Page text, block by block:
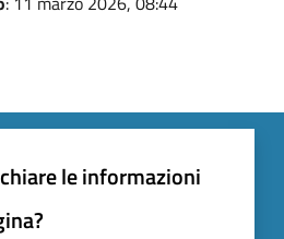
le informazioni